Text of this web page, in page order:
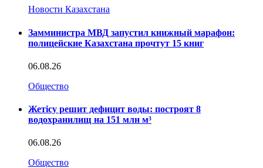
Новости Казахстана
Замминистра МВД запустил книжный марафон:
полицейские Казахстана прочтут 15 книг
06.08.26
Общество
Жетісу решит дефицит воды: построят 8
водохранилищ на 151 млн м³
06.08.26
Общество